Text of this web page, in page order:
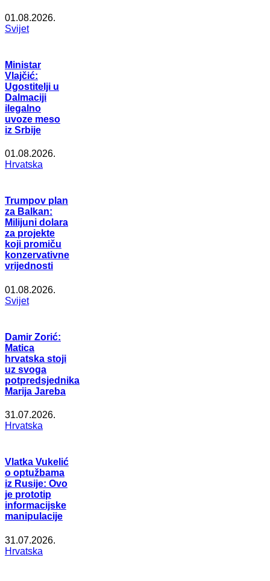
01.08.2026.
Svijet
Ministar
Vlajčić:
Ugostitelji u
Dalmaciji
ilegalno
uvoze meso
iz Srbije
01.08.2026.
Hrvatska
Trumpov plan
za Balkan:
Milijuni dolara
za projekte
koji promiču
konzervativne
vrijednosti
01.08.2026.
Svijet
Damir Zorić:
Matica
hrvatska stoji
uz svoga
potpredsjednika
Marija Jareba
31.07.2026.
Hrvatska
Vlatka Vukelić
o optužbama
iz Rusije: Ovo
je prototip
informacijske
manipulacije
31.07.2026.
Hrvatska